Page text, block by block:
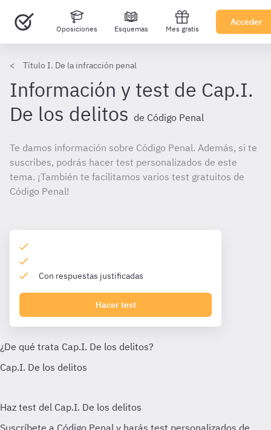
Oposiciones Esquemas Mes gratis
Acceder
Título I. De la infracción penal
Información y test de Cap.I.
De los delitos de Código Penal
Te damos información sobre Código Penal. Además, si te
suscribes, podrás hacer test personalizados de este
tema. ¡También te facilitamos varios test gratuitos de
Código Penal!
Con respuestas justificadas
Hacer test